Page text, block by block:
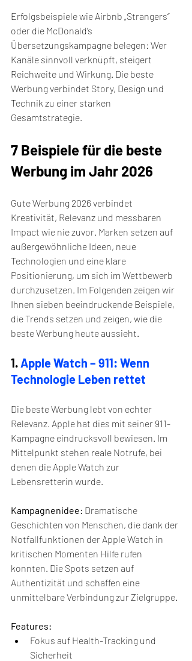
Erfolgsbeispiele wie Airbnb „Strangers“
oder die McDonald’s
Übersetzungskampagne belegen: Wer
Kanäle sinnvoll verknüpft, steigert
Reichweite und Wirkung. Die beste
Werbung verbindet Story, Design und
Technik zu einer starken
Gesamtstrategie.
7 Beispiele für die beste
Werbung im Jahr 2026
Gute Werbung 2026 verbindet
Kreativität, Relevanz und messbaren
Impact wie nie zuvor. Marken setzen auf
außergewöhnliche Ideen, neue
Technologien und eine klare
Positionierung, um sich im Wettbewerb
durchzusetzen. Im Folgenden zeigen wir
Ihnen sieben beeindruckende Beispiele,
die Trends setzen und zeigen, wie die
beste Werbung heute aussieht.
1. Apple Watch – 911: Wenn
Technologie Leben rettet
Die beste Werbung lebt von echter
Relevanz. Apple hat dies mit seiner 911-
Kampagne eindrucksvoll bewiesen. Im
Mittelpunkt stehen reale Notrufe, bei
denen die Apple Watch zur
Lebensretterin wurde.
Kampagnenidee: Dramatische
Geschichten von Menschen, die dank der
Notfallfunktionen der Apple Watch in
kritischen Momenten Hilfe rufen
konnten. Die Spots setzen auf
Authentizität und schaffen eine
unmittelbare Verbindung zur Zielgruppe.
Features:
Fokus auf Health-Tracking und
Sicherheit